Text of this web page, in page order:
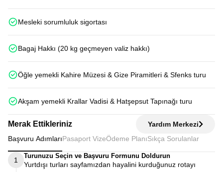
Mesleki sorumluluk sigortası
Bagaj Hakkı (20 kg geçmeyen valiz hakkı)
Öğle yemekli Kahire Müzesi & Gize Piramitleri & Sfenks turu
Akşam yemekli Krallar Vadisi & Hatşepsut Tapınağı turu
Merak Ettikleriniz
Yardım Merkezi
Başvuru AdımlarıPasaport VizeÖdeme Planı Sıkça Sorulanlar
1
Turunuzu Seçin ve Başvuru Formunu Doldurun
Yurtdışı turları sayfamızdan hayalini kurduğunuz rotayı